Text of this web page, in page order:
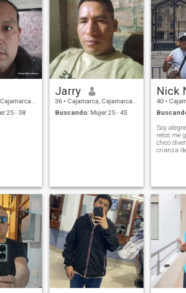
Perú
25 - 38
Jarry
36 • Cajamarca, Cajamarca, Perú
Buscando: Mujer 25 - 45
40 •
Soy
retos me
chico divertido me
crianza